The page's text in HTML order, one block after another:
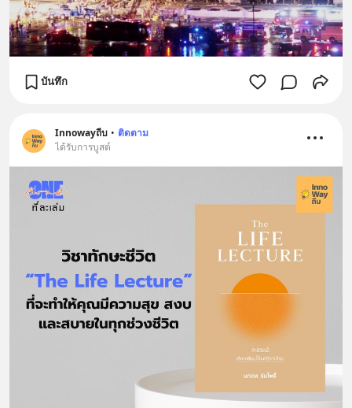
บันทึก
Innowayถีบ • ติดตาม
ได้รับการบูสต์